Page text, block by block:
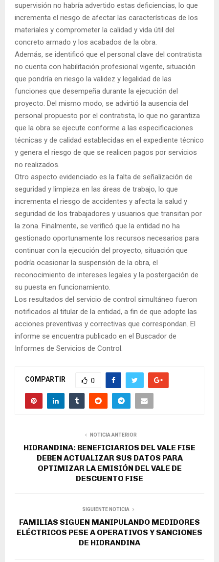
supervisión no habría advertido estas deficiencias, lo que
incrementa el riesgo de afectar las características de los
materiales y comprometer la calidad y vida útil del
concreto armado y los acabados de la obra.
Además, se identificó que el personal clave del contratista
no cuenta con habilitación profesional vigente, situación
que pondría en riesgo la validez y legalidad de las
funciones que desempeña durante la ejecución del
proyecto. Del mismo modo, se advirtió la ausencia del
personal propuesto por el contratista, lo que no garantiza
que la obra se ejecute conforme a las especificaciones
técnicas y de calidad establecidas en el expediente técnico
y genera el riesgo de que se realicen pagos por servicios
no realizados.
Otro aspecto evidenciado es la falta de señalización de
seguridad y limpieza en las áreas de trabajo, lo que
incrementa el riesgo de accidentes y afecta la salud y
seguridad de los trabajadores y usuarios que transitan por
la zona. Finalmente, se verificó que la entidad no ha
gestionado oportunamente los recursos necesarios para
continuar con la ejecución del proyecto, situación que
podría ocasionar la suspensión de la obra, el
reconocimiento de intereses legales y la postergación de
su puesta en funcionamiento.
Los resultados del servicio de control simultáneo fueron
notificados al titular de la entidad, a fin de que adopte las
acciones preventivas y correctivas que correspondan. El
informe se encuentra publicado en el Buscador de
Informes de Servicios de Control.
COMPARTIR 0
NOTICIA ANTERIOR
HIDRANDINA: BENEFICIARIOS DEL VALE FISE
DEBEN ACTUALIZAR SUS DATOS PARA
OPTIMIZAR LA EMISIÓN DEL VALE DE
DESCUENTO FISE
SIGUIENTE NOTICIA
FAMILIAS SIGUEN MANIPULANDO MEDIDORES
ELÉCTRICOS PESE A OPERATIVOS Y SANCIONES
DE HIDRANDINA